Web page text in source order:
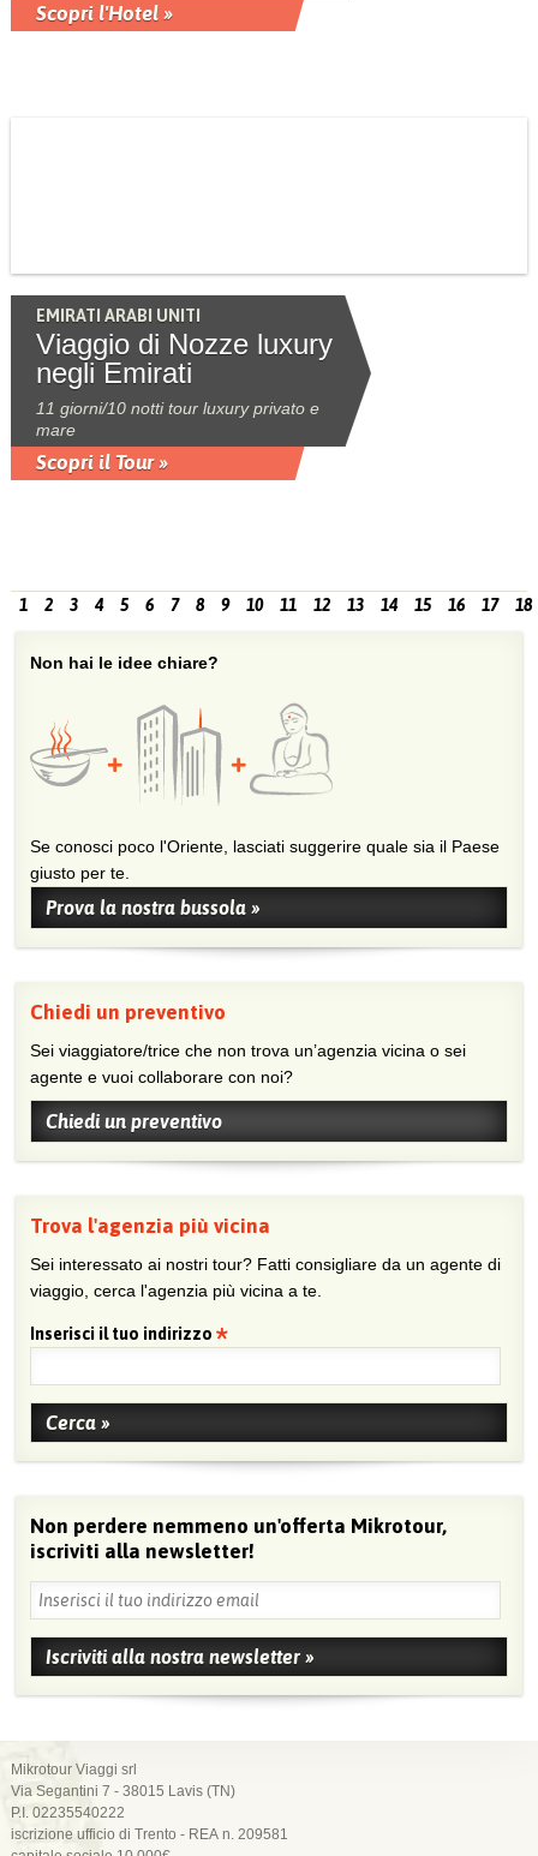
Scopri l'Hotel »
EMIRATI ARABI UNITI
Viaggio di Nozze luxury
negli Emirati
11 giorni/10 notti tour luxury privato e
mare
Scopri il Tour »
1 2 3 4 5 6 7 8 9 10 11 12 13 14 15 16 17 18
Non hai le idee chiare?
Se conosci poco l'Oriente, lasciati suggerire quale sia il Paese
giusto per te.
Prova la nostra bussola »
Chiedi un preventivo
Sei viaggiatore/trice che non trova un’agenzia vicina o sei
agente e vuoi collaborare con noi?
Chiedi un preventivo
Trova l'agenzia più vicina
Sei interessato ai nostri tour? Fatti consigliare da un agente di
viaggio, cerca l'agenzia più vicina a te.
Inserisci il tuo indirizzo
Non perdere nemmeno un'offerta Mikrotour,
iscriviti alla newsletter!
Mikrotour Viaggi srl
Via Segantini 7 - 38015 Lavis (TN)
P.I. 02235540222
iscrizione ufficio di Trento - REA n. 209581